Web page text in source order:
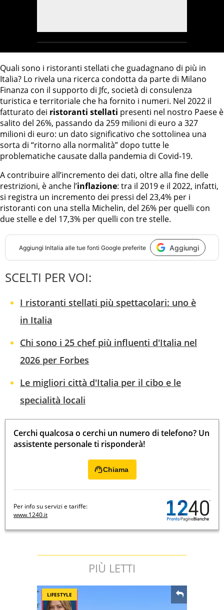
Quali sono i ristoranti stellati che guadagnano di più in
Italia? Lo rivela una ricerca condotta da parte di Milano
Finanza con il supporto di Jfc, società di consulenza
turistica e territoriale che ha fornito i numeri. Nel 2022 il
fatturato dei ristoranti stellati presenti nel nostro Paese è
salito del 26%, passando da 259 milioni di euro a 327
milioni di euro: un dato significativo che sottolinea una
sorta di “ritorno alla normalità” dopo tutte le
problematiche causate dalla pandemia di Covid-19.
A contribuire all’incremento dei dati, oltre alla fine delle
restrizioni, è anche l’inflazione: tra il 2019 e il 2022, infatti,
si registra un incremento dei pressi del 23,4% per i
ristoranti con una stella Michelin, del 26% per quelli con
due stelle e del 17,3% per quelli con tre stelle.
Aggiungi InItalia alle tue fonti Google preferite Aggiungi
SCELTI PER VOI:
I ristoranti stellati più spettacolari: uno è
in Italia
Chi sono i 25 chef più influenti d'Italia nel
2026 per Forbes
Le migliori città d'Italia per il cibo e le
specialità locali
Cerchi qualcosa o cerchi un numero di telefono? Un
assistente personale ti risponderà!
Chiama
Per info su servizi e tariffe:
www.1240.it
PIÙ LETTI
LIFESTYLE